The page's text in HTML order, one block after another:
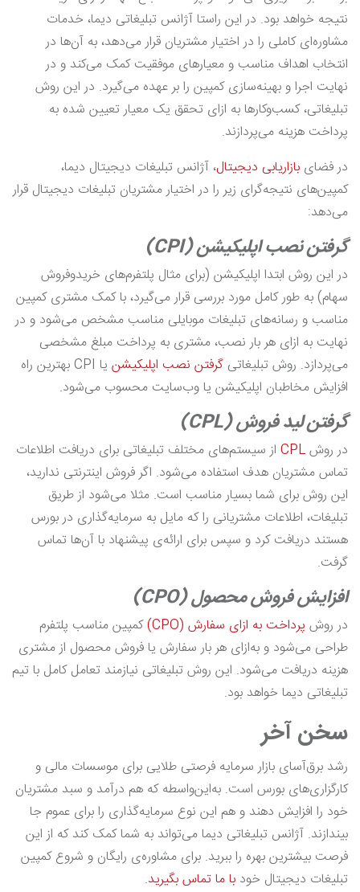
نتیجه خواهد بود. در این راستا آژانس تبلیغاتی دیما، خدمات
مشاوره‌ای کاملی را در اختیار مشتریان قرار می‌دهد، به آن‌ها در
انتخاب اهداف مناسب و معیارهای موفقیت کمک می‌کند و در
نهایت اجرا و بهینه‌سازی کمپین را بر عهده می‌گیرد. در این روش
تبلیغاتی، کسب‌و‌کارها به ازای تحقق یک معیار تعیین شده به
پرداخت هزینه می‌پردازند.
در فضای بازاریابی دیجیتال، آژانس تبلیغات دیجیتال دیما،
کمپین‌های نتیجه‌گرای زیر را در اختیار مشتریان تبلیغات دیجیتال قرار
می‌دهد:
گرفتن نصب اپلیکیشن (CPI)
در این روش ابتدا اپلیکیشن (برای مثال پلتفرم‌های خریدوفروش
سهام) به طور کامل مورد بررسی قرار می‌گیرد، با کمک مشتری کمپین
مناسب و رسانه‌های تبلیغات موبایلی مناسب مشخص می‌شود و در
نهایت به ازای هر بار نصب، مشتری به پرداخت مبلغ مشخصی
می‌پردازد. روش تبلیغاتی گرفتن نصب اپلیکیشن
یا CPI بهترین راه
افزایش مخاطبان اپلیکیشن یا وب‌سایت محسوب می‌شود.
گرفتن لید فروش (CPL)
در روشCPL از سیستم‌های مختلف تبلیغاتی برای دریافت اطلاعات
تماس مشتریان هدف استفاده می‌شود. اگر فروش اینترنتی ندارید،
این روش برای شما بسیار مناسب است. مثلا می‌شود از طریق
تبلیغات، اطلاعات مشتریانی را که مایل به سرمایه‌گذاری در بورس
هستند دریافت کرد و سپس برای ارائه‌ی پیشنهاد با آن‌ها تماس
گرفت.
افزایش فروش محصول (CPO)
در روش پرداخت به ازای سفارش (CPO)
کمپین مناسب پلتفرم
طراحی می‌شود و به‌ازای هر بار سفارش یا فروش محصول از مشتری
هزینه دریافت می‌شود. این روش تبلیغاتی نیازمند تعامل کامل با تیم
تبلیغاتی دیما خواهد بود.
سخن آخر
رشد برق‌آسای بازار سرمایه فرصتی طلایی برای موسسات مالی و
کارگزاری‌های بورس است. به‌این‌واسطه که هم درآمد و سبد مشتریان
خود را افزایش دهند و هم این نوع سرمایه‌گذاری را برای عموم جا
بیندازند. آژانس تبلیغاتی دیما می‌تواند به شما کمک کند که از این
فرصت بیشترین بهره را ببرید. برای مشاوره‌ی رایگان و شروع کمپین
تبلیغات دیجیتال خود با ما تماس بگیرید.